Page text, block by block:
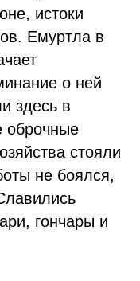
истоки
Емуртла в
о ней
здесь в
оброчные
стояли
не боялся,
гончары и